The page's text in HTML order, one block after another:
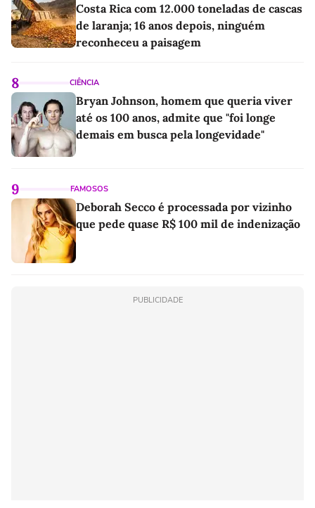
Costa Rica com 12.000 toneladas de cascas
de laranja; 16 anos depois, ninguém
reconheceu a paisagem
8 CIÊNCIA
Bryan Johnson, homem que queria viver
até os 100 anos, admite que "foi longe
demais em busca pela longevidade"
9 FAMOSOS
Deborah Secco é processada por vizinho
que pede quase R$ 100 mil de indenização
PUBLICIDADE